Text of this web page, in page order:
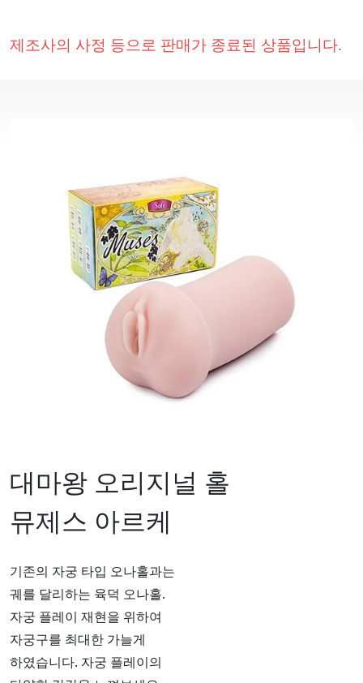
제조사의 사정 등으로 판매가 종료된 상품입니다.
대마왕 오리지널 홀
뮤제스 아르케
기존의 자궁 타입 오나홀과는
궤를 달리하는 육덕 오나홀.
자궁 플레이 재현을 위하여
자궁구를 최대한 가늘게
하였습니다. 자궁 플레이의